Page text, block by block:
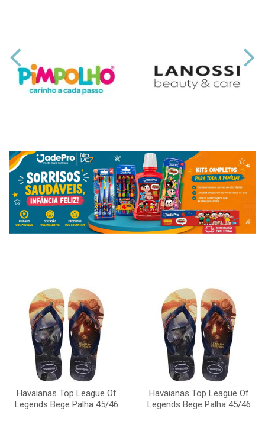
Havaianas Top League Of
Legends Bege Palha 45/46
Havaianas Top League Of
Legends Bege Palha 45/46